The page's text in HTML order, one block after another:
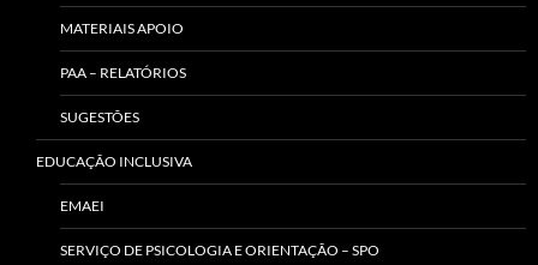
MATERIAIS APOIO
PAA – RELATÓRIOS
SUGESTÕES
EDUCAÇÃO INCLUSIVA
EMAEI
SERVIÇO DE PSICOLOGIA E ORIENTAÇÃO – SPO